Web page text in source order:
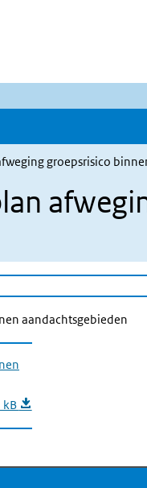
groepsrisico
aandachtsgebieden
kB